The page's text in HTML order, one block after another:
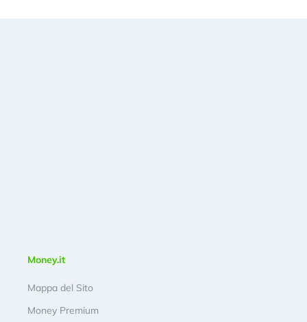
Money.it
Mappa del Sito
Money Premium